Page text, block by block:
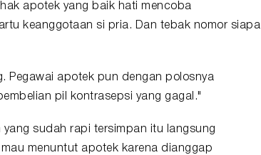
apotek yang baik hati mencoba
keanggotaan si pria. Dan tebak nomor siapa
Pegawai apotek pun dengan polosnya
pil kontrasepsi yang gagal."
sudah rapi tersimpan itu langsung
menuntut apotek karena dianggap